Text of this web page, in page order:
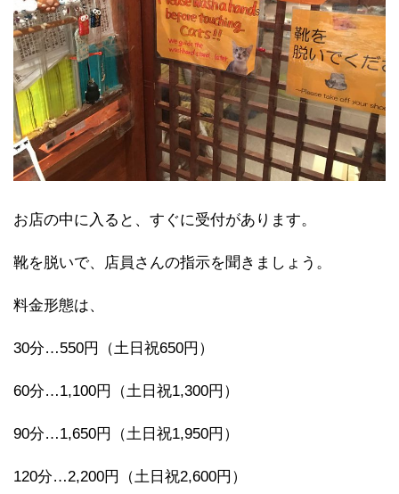
お店の中に入ると、すぐに受付があります。
靴を脱いで、店員さんの指示を聞きましょう。
料金形態は、
30分…550円（土日祝650円）
60分…1,100円（土日祝1,300円）
90分…1,650円（土日祝1,950円）
120分…2,200円（土日祝2,600円）